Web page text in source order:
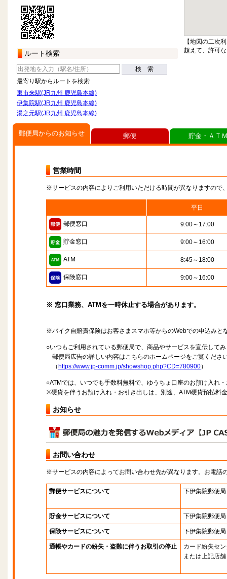
ルート検索
検 索
最寄り駅からルートを検索
東市来駅(JR九州 鹿児島本線)
伊集院駅(JR九州 鹿児島本線)
湯之元駅(JR九州 鹿児島本線)
【地図の二次
超えて、許可
郵便局からのお知らせ
営業時間
※サービスの内容によりご利用いただける時間が異なりますので
平日
郵便窓口 9:00～17:00
貯金窓口 9:00～16:00
ATM 8:45～18:00
保険窓口 9:00～16:00
※ 窓口業務、ATMを一時休止する場合があります。
※バイク自賠責保険はお客さまスマホ等からのWebでの申込みと
○いつもご利用されている郵便局で、商品やサービスを宣伝して
郵便局広告の詳しい内容はこちらのホームページをご覧くださ
（ https://www.jp-comm.jp/showshop.php?CD=780900）
○ATMでは、いつでも手数料無料で、ゆうちょ口座のお預け入れ
※硬貨を伴うお預け入れ・お引き出しは、別途、ATM硬貨預払料
お知らせ
お問い合わせ
※サービスの内容によってお問い合わせ先が異なります。お電話
郵便サービスについて 下伊集院郵便局
貯金サービスについて 下伊集院郵便局
保険サービスについて 下伊集院郵便局
通帳やカードの紛失・盗難に伴うお取引の停止
カード紛失セ
または上記店舗
郵便 貯金・ＡＴ